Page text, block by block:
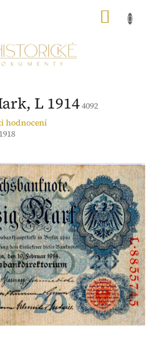
L 19144092
hodnocení